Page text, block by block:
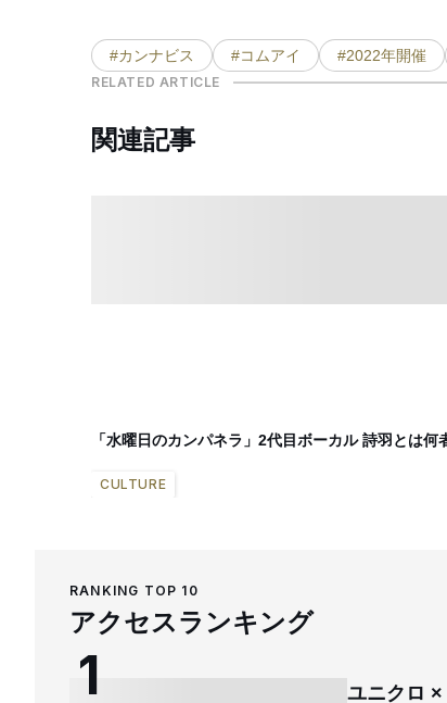
#カンナビス #コムアイ #2022年開催
RELATED ARTICLE
関連記事
「水曜日のカンパネラ」2代目ボーカル 詩羽とは何
CULTURE
RANKING TOP 10
アクセスランキング
ユニクロ ×